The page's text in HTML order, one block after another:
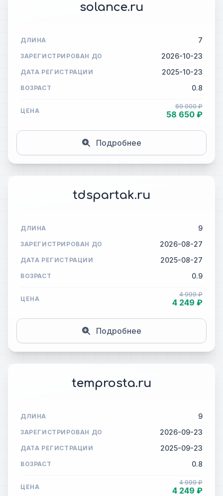
solance.ru
ДЛИНА 7
ЗАРЕГИСТРИРОВАН ДО 2026-10-23
ДАТА РЕГИСТРАЦИИ 2025-10-23
ВОЗРАСТ 0.8
ЦЕНА
69 000 ₽
58 650 ₽
Подробнее
tdspartak.ru
ДЛИНА 9
ЗАРЕГИСТРИРОВАН ДО 2026-08-27
ДАТА РЕГИСТРАЦИИ 2025-08-27
ВОЗРАСТ 0.9
ЦЕНА
4 999 ₽
4 249 ₽
Подробнее
temprosta.ru
ДЛИНА 9
ЗАРЕГИСТРИРОВАН ДО 2026-09-23
ДАТА РЕГИСТРАЦИИ 2025-09-23
ВОЗРАСТ 0.8
ЦЕНА
4 999 ₽
4 249 ₽